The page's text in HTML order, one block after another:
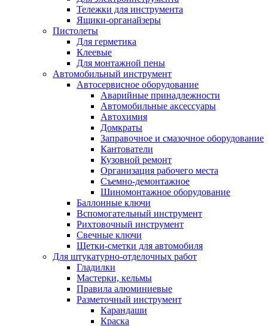
Тележки для инструмента
Ящики-органайзеры
Пистолеты
Для герметика
Клеевые
Для монтажной пены
Автомобильный инструмент
Автосервисное оборудование
Аварийные принадлежности
Автомобильные аксессуары
Автохимия
Домкраты
Заправочное и смазочное оборудование
Кантователи
Кузовной ремонт
Организация рабочего места
Съемно-демонтажное
Шиномонтажное оборудование
Баллонные ключи
Вспомогательный инструмент
Рихтовочный инструмент
Свечные ключи
Щетки-сметки для автомобиля
Для штукатурно-отделочных работ
Гладилки
Мастерки, кельмы
Правила алюминиевые
Разметочный инструмент
Карандаши
Краска